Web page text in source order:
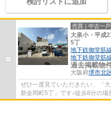
売買｜中古一戸
大泉小・平成
5丁
地下鉄御堂筋
地下鉄御堂筋
過去掲載物
大阪府堺市北
ぜひ一度見ていただきたい、「
新金岡町5丁」です♪徒歩8分の
ン外構の物件となっており、開